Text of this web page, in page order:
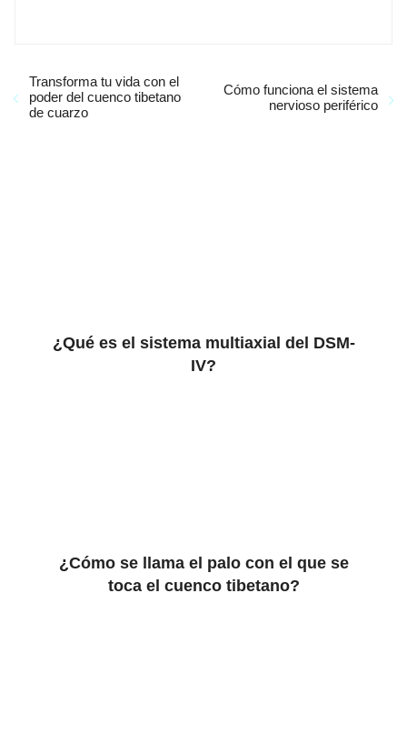
Transforma tu vida con el
poder del cuenco tibetano
de cuarzo
Cómo funciona el sistema
nervioso periférico
¿Qué es el sistema multiaxial del DSM-
IV?
¿Cómo se llama el palo con el que se
toca el cuenco tibetano?